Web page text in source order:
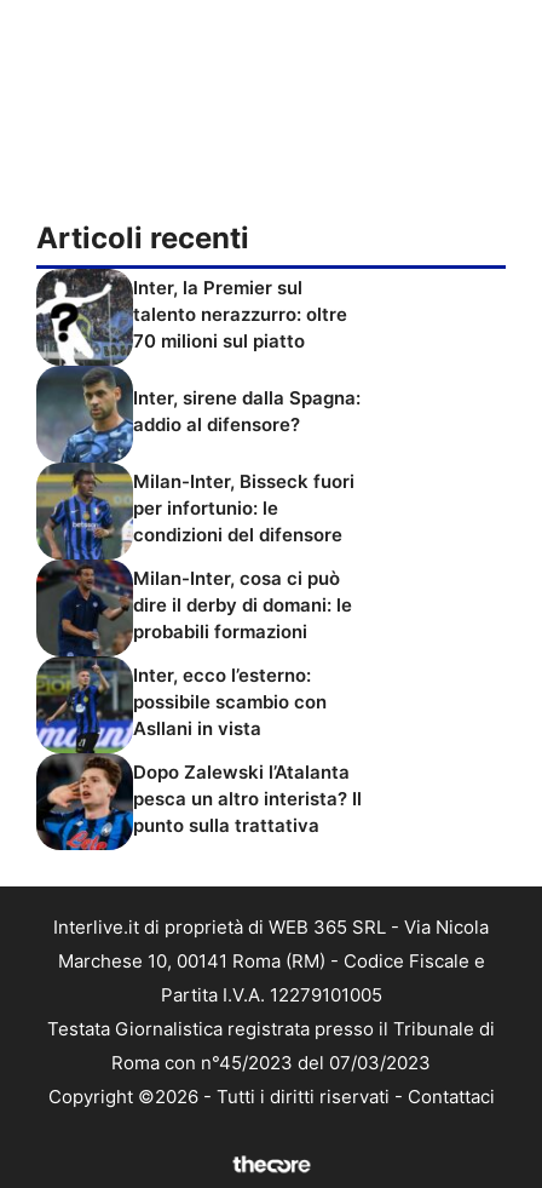
Articoli recenti
Inter, la Premier sul
talento nerazzurro: oltre
70 milioni sul piatto
Inter, sirene dalla Spagna:
addio al difensore?
Milan-Inter, Bisseck fuori
per infortunio: le
condizioni del difensore
Milan-Inter, cosa ci può
dire il derby di domani: le
probabili formazioni
Inter, ecco l’esterno:
possibile scambio con
Asllani in vista
Dopo Zalewski l’Atalanta
pesca un altro interista? Il
punto sulla trattativa
Interlive.it di proprietà di WEB 365 SRL - Via Nicola
Marchese 10, 00141 Roma (RM) - Codice Fiscale e
Partita I.V.A. 12279101005
Testata Giornalistica registrata presso il Tribunale di
Roma con n°45/2023 del 07/03/2023
Copyright ©2026 - Tutti i diritti riservati - Contattaci